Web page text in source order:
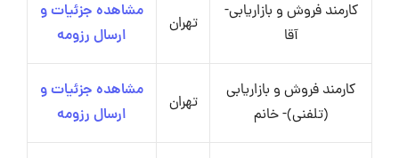
کارمند فروش و بازاریابی-
آقا
تهران
مشاهده جزئیات و
ارسال رزومه
کارمند فروش و بازاریابی
(تلفنی)- خانم
تهران
مشاهده جزئیات و
ارسال رزومه